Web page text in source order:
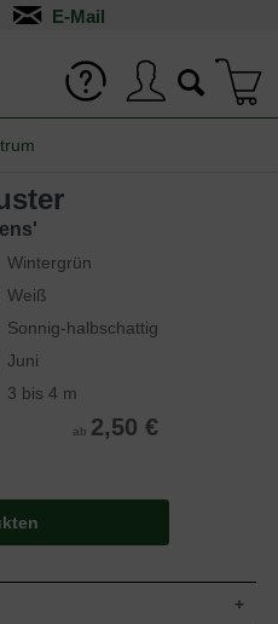
Wintergrün
Weiß
Sonnig-halbschattig
Juni
3 bis 4 m
ab 2,50 €